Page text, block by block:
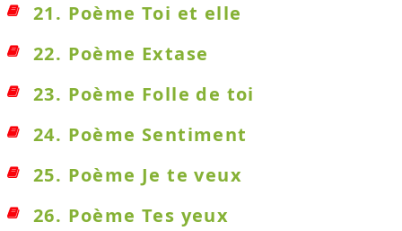
21. Poème Toi et elle
22. Poème Extase
23. Poème Folle de toi
24. Poème Sentiment
25. Poème Je te veux
26. Poème Tes yeux